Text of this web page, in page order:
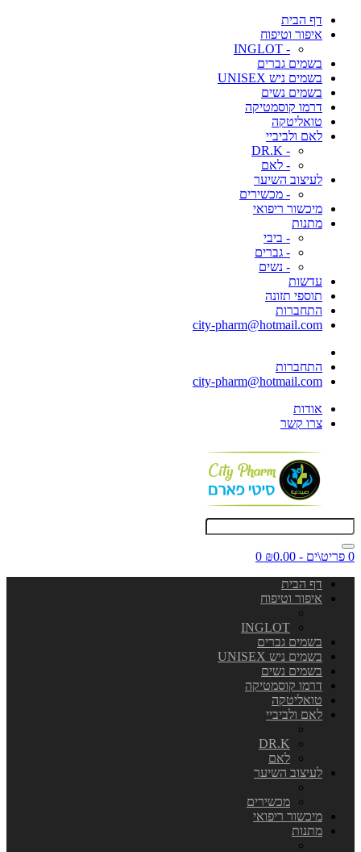
דף הבית
איפור וטיפוח
- INGLOT
בשמים גברים
בשמים ניש UNISEX
בשמים נשים
דרמו קוסמטיקה
טואליטקה
לאם ולביביי
- DR.K
- לאם
לעיצוב השיער
- מכשירים
מיכשור ריפואי
מתנות
- ביבי
- גברים
- נשים
עדשות
תוספי תזונה
התחברות
city-pharm@hotmail.com
התחברות
city-pharm@hotmail.com
אודות
צרו קשר
0 פריט\ים - ₪0.00
0
דף הבית
איפור וטיפוח
INGLOT
בשמים גברים
בשמים ניש UNISEX
בשמים נשים
דרמו קוסמטיקה
טואליטקה
לאם ולביביי
DR.K
לאם
לעיצוב השיער
מכשירים
מיכשור ריפואי
מתנות